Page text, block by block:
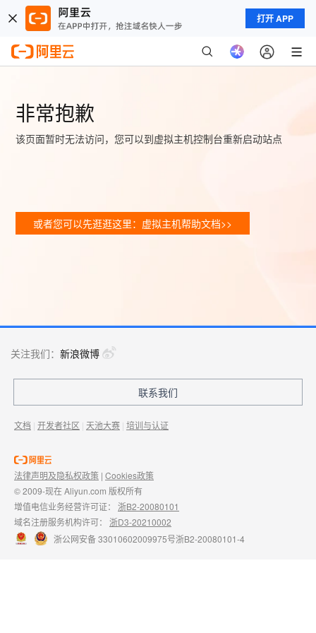
打开 APP
非常抱歉
该页面暂时无法访问，您可以到虚拟主机控制台重新启动站点
或者您可以先逛逛这里：虚拟主机帮助文档>>